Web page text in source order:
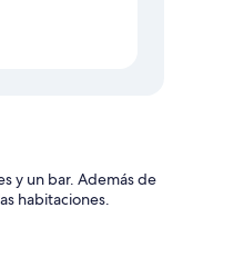
y un bar. Además de
habitaciones.